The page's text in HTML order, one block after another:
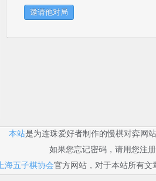
邀请他对局
本站是为连珠爱好者制作的慢棋对弈网
如果您忘记密码，请用您注
上海五子棋协会官方网站，对于本站所有